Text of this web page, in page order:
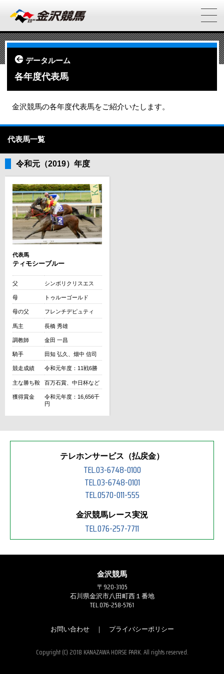
データルーム
各年度代表馬
金沢競馬の各年度代表馬をご紹介いたします。
代表馬一覧
令和元（2019）年度
代表馬
ティモシーブルー
父 シンボリクリスエス
母 トゥルーゴールド
母の父 フレンチデピュティ
馬主 長橋 秀雄
調教師 金田 一昌
騎手 田知 弘久、畑中 信司
競走成績 令和元年度：11戦6勝
主な勝ち鞍 百万石賞、中日杯など
獲得賞金
令和元年度：16,656千
円
テレホンサービス（払戻金）
TEL.03-6748-0100
TEL.03-6748-0101
TEL.0570-011-555
金沢競馬レース実況
TEL.076-257-7711
金沢競馬
〒920-3105
石川県金沢市八田町西１番地
TEL.076-258-5761
お問い合わせ｜ プライバシーポリシー
Copyright (C) 2018 KANAZAWA HORSE PARK. All rights reserved.